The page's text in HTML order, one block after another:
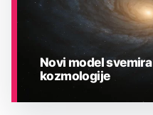
Novi model
kozmologije